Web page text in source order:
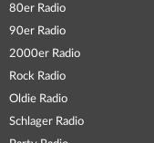
80er Radio
90er Radio
2000er Radio
Rock Radio
Oldie Radio
Schlager Radio